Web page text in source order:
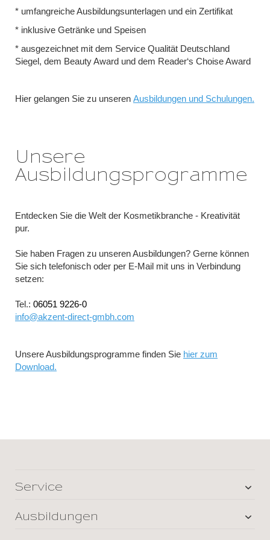
* umfangreiche Ausbildungsunterlagen und ein Zertifikat
* inklusive Getränke und Speisen
* ausgezeichnet mit dem Service Qualität Deutschland
Siegel, dem Beauty Award und dem Reader‘s Choise Award
Hier gelangen Sie zu unseren Ausbildungen und Schulungen.
Unsere
Ausbildungsprogramme
Entdecken Sie die Welt der Kosmetikbranche - Kreativität
pur.
Sie haben Fragen zu unseren Ausbildungen? Gerne können
Sie sich telefonisch oder per E-Mail mit uns in Verbindung
setzen:
Tel.: 06051 9226-0
info@akzent-direct-gmbh.com
Unsere Ausbildungsprogramme finden Sie hier zum
Download.
Service
Ausbildungen